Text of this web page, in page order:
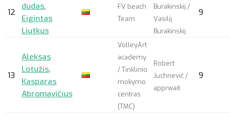
12
dudas,
Eigintas
Liutkus
FV beach
Team
Burakinskij /
Vasilij
Burakinskij
9
13
Aleksas
Lotužis,
Kasparas
Abromavičius
VolleyArt
academy
/ Tinklinio
mokymo
centras
(TMC)
Robert
Juchnevič /
apprwait
9